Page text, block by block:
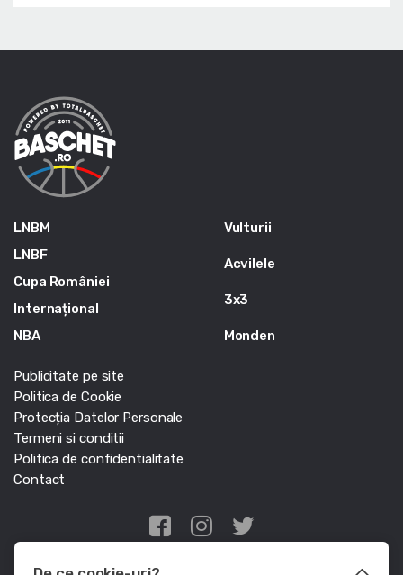
LNBM
LNBF
Cupa României
Internațional
NBA
Vulturii
Acvilele
3x3
Monden
Publicitate pe site
Politica de Cookie
Protecția Datelor Personale
Termeni si conditii
Politica de confidentialitate
Contact
Edris Digital Agency